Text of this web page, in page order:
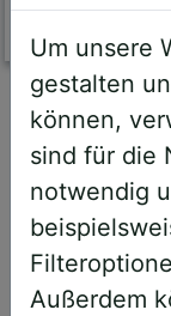
Sehr
um Ihnen
Um unsere
gestalten
können,
sind für die
notwendig
Außerdem